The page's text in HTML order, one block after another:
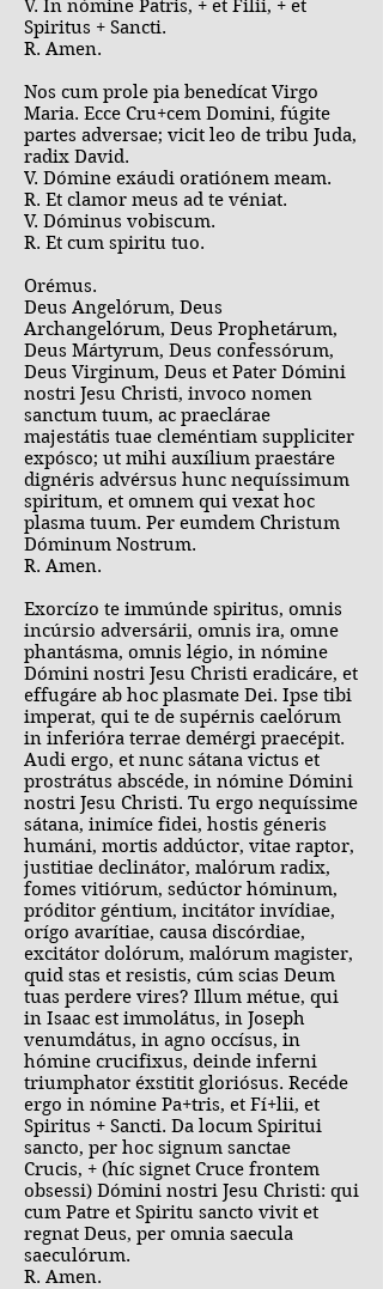
V. In nómine Patris, + et Filii, + et
Spiritus + Sancti.
R. Amen.
Nos cum prole pia benedícat Virgo
Maria. Ecce Cru+cem Domini, fúgite
partes adversae; vicit leo de tribu Juda,
radix David.
V. Dómine exáudi oratiónem meam.
R. Et clamor meus ad te véniat.
V. Dóminus vobiscum.
R. Et cum spiritu tuo.
Orémus.
Deus Angelórum, Deus
Archangelórum, Deus Prophetárum,
Deus Mártyrum, Deus confessórum,
Deus Virginum, Deus et Pater Dómini
nostri Jesu Christi, invoco nomen
sanctum tuum, ac praeclárae
majestátis tuae cleméntiam suppliciter
expósco; ut mihi auxílium praestáre
dignéris advérsus hunc nequíssimum
spiritum, et omnem qui vexat hoc
plasma tuum. Per eumdem Christum
Dóminum Nostrum.
R. Amen.
Exorcízo te immúnde spiritus, omnis
incúrsio adversárii, omnis ira, omne
phantásma, omnis légio, in nómine
Dómini nostri Jesu Christi eradicáre, et
effugáre ab hoc plasmate Dei. Ipse tibi
imperat, qui te de supérnis caelórum
in inferióra terrae demérgi praecépit.
Audi ergo, et nunc sátana victus et
prostrátus abscéde, in nómine Dómini
nostri Jesu Christi. Tu ergo nequíssime
sátana, inimíce fidei, hostis géneris
humáni, mortis addúctor, vitae raptor,
justitiae declinátor, malórum radix,
fomes vitiórum, sedúctor hóminum,
próditor géntium, incitátor invídiae,
orígo avarítiae, causa discórdiae,
excitátor dolórum, malórum magister,
quid stas et resistis, cúm scias Deum
tuas perdere vires? Illum métue, qui
in Isaac est immolátus, in Joseph
venumdátus, in agno occísus, in
hómine crucifixus, deinde inferni
triumphator éxstitit gloriósus. Recéde
ergo in nómine Pa+tris, et Fí+lii, et
Spiritus + Sancti. Da locum Spiritui
sancto, per hoc signum sanctae
Crucis, + (híc signet Cruce frontem
obsessi) Dómini nostri Jesu Christi: qui
cum Patre et Spiritu sancto vivit et
regnat Deus, per omnia saecula
saeculórum.
R. Amen.